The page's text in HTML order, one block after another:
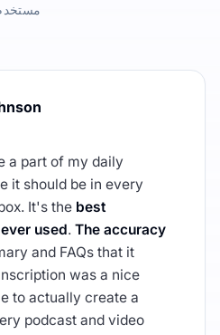
a part of my daily
it should be in every
It's the best
used. The accuracy
and FAQs that it
was a nice
to actually create a
podcast and video